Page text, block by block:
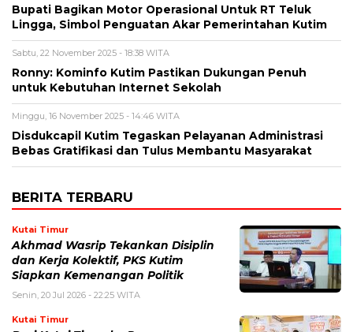
Bupati Bagikan Motor Operasional Untuk RT Teluk
Lingga, Simbol Penguatan Akar Pemerintahan Kutim
Sabtu, 22 November 2025 - 18:38 WITA
Ronny: Kominfo Kutim Pastikan Dukungan Penuh
untuk Kebutuhan Internet Sekolah
Minggu, 16 November 2025 - 14:46 WITA
Disdukcapil Kutim Tegaskan Pelayanan Administrasi
Bebas Gratifikasi dan Tulus Membantu Masyarakat
BERITA TERBARU
Kutai Timur
Akhmad Wasrip Tekankan Disiplin
dan Kerja Kolektif, PKS Kutim
Siapkan Kemenangan Politik
Senin, 20 Jul 2026 - 22:25 WITA
Kutai Timur